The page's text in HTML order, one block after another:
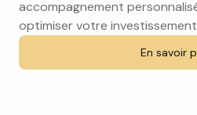
accompagnement
optimiser votre
En savoir